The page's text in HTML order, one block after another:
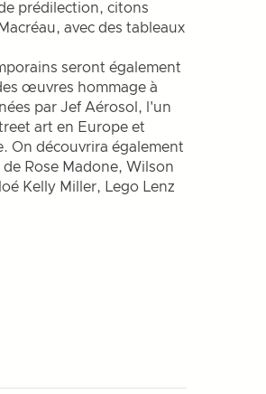
prédilection, citons
avec des tableaux
seront également
œuvres hommage à
par Jef Aérosol, l'un
art en Europe et
On découvrira également
Rose Madone, Wilson
Kelly Miller, Lego Lenz